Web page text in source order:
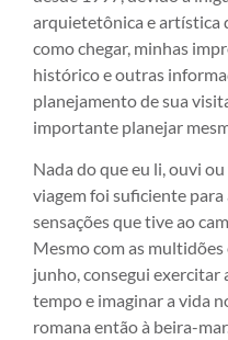
arquietetônica e artística
como chegar, minhas
histórico e outras
planejamento de sua
importante planejar
Nada do que eu li, ouvi
viagem foi suficiente para
sensações que tive ao
Mesmo com as
junho, consegui exercitar
tempo e imaginar a vida
romana então à beira-